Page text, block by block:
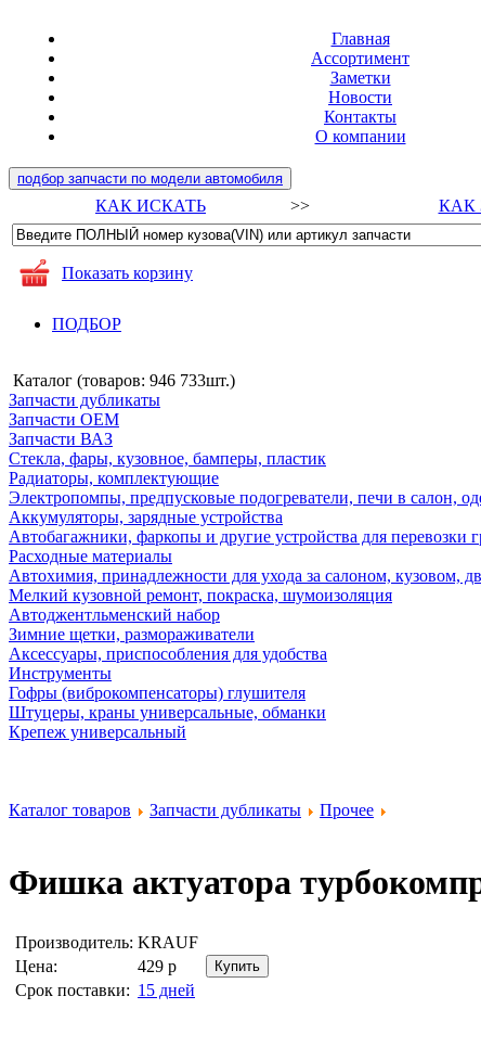
Главная
Ассортимент
Заметки
Новости
Контакты
О компании
подбор запчасти по модели автомобиля
КАК ИСКАТЬ >> КАК
Показать корзину
ПОДБОР
Каталог (товаров: 946 733шт.)
Запчасти дубликаты
Запчасти ОЕМ
Запчасти ВАЗ
Стекла, фары, кузовное, бамперы, пластик
Радиаторы, комплектующие
Электропомпы, предпусковые подогреватели, печи в салон,
Аккумуляторы, зарядные устройства
Автобагажники, фаркопы и другие устройства для перевозки
Расходные материалы
Автохимия, принадлежности для ухода за салоном, кузовом,
Мелкий кузовной ремонт, покраска, шумоизоляция
Автоджентльменский набор
Зимние щетки, размораживатели
Аксессуары, приспособления для удобства
Инструменты
Гофры (виброкомпенсаторы) глушителя
Штуцеры, краны универсальные, обманки
Крепеж универсальный
Каталог товаров Запчасти дубликаты Прочее
Фишка актуатора
Производитель: KRAUF
Цена:
429 р
Срок поставки: 15 дней